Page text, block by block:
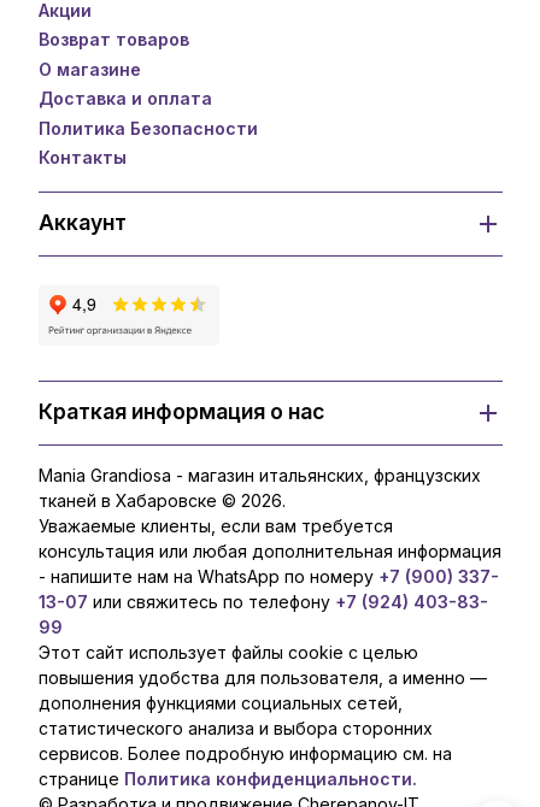
Акции
Возврат товаров
О магазине
Доставка и оплата
Политика Безопасности
Контакты
Аккаунт
Краткая информация о нас
Mania Grandiosa - магазин итальянских, французских
тканей в Хабаровске © 2026.
Уважаемые клиенты, если вам требуется
консультация или любая дополнительная информация
- напишите нам на WhatsApp по номеру +7 (900) 337-
13-07 или свяжитесь по телефону +7 (924) 403-83-
99
Этот сайт использует файлы cookie с целью
повышения удобства для пользователя, а именно —
дополнения функциями социальных сетей,
статистического анализа и выбора сторонних
сервисов. Более подробную информацию см. на
странице Политика конфиденциальности.